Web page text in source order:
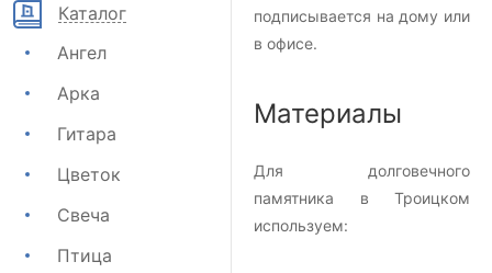
Каталог
Ангел
Арка
Гитара
Цветок
Свеча
Птица
подписывается на дому или
в офисе.
Материалы
Для долговечного
памятника в Троицком
используем: